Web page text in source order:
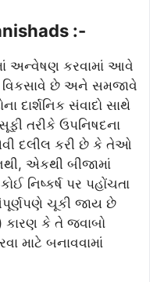
:-
અન્વેષણ કરવામાં આવે
વિકસાવે છે અને સમજાવે
દાર્શનિક સંવાદો સાથે
તરીકે ઉપનિષદના
દલીલ કરી છે કે તેઓ
એકથી બીજામાં
નિષ્કર્ષ પર પહોંચતા
ચૂકી જાય છે
કારણ કે તે જવાબો
માટે બનાવવામાં